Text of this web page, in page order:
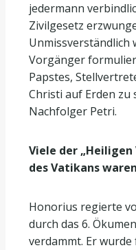
jedermann
Zivilgesetz
Unmissverständlich
Vorgänger
Papstes,
Christi auf Erden
Nachfolger Petri.
Viele der
des Vatikans
Honorius regierte
durch das 6.
verdammt. Er